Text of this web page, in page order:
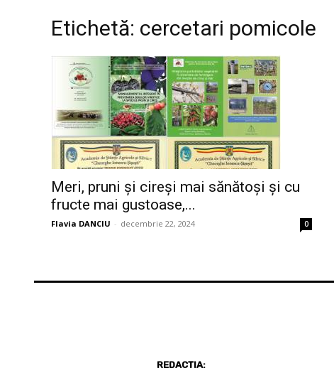
Etichetă: cercetari pomicole
Meri, pruni și cireși mai sănătoși și cu
fructe mai gustoase,...
Flavia DANCIU - decembrie 22, 2024 0
REDACȚIA: